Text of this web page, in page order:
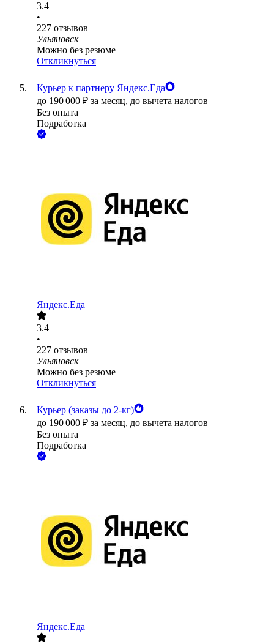
3.4
•
227 отзывов
Ульяновск
Можно без резюме
Откликнуться
Курьер к партнеру Яндекс.Еда
до 190 000 ₽ за месяц, до вычета налогов
Без опыта
Подработка
Яндекс.Еда
3.4
•
227 отзывов
Ульяновск
Можно без резюме
Откликнуться
Курьер (заказы до 2-кг)
до 190 000 ₽ за месяц, до вычета налогов
Без опыта
Подработка
Яндекс.Еда